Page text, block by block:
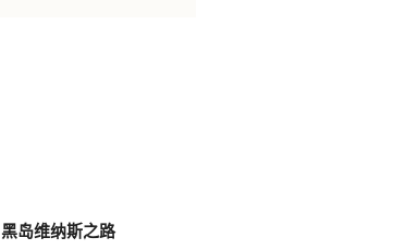
黑岛维纳斯之路